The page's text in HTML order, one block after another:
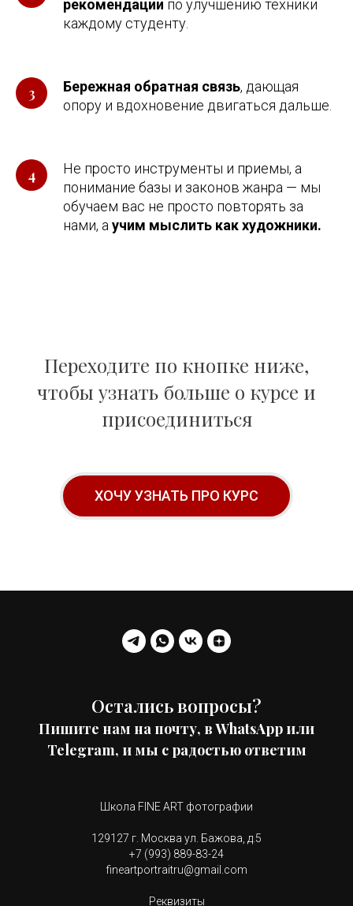
рекомендации по улучшению техники
каждому студенту.
Бережная обратная связь, дающая
опору и вдохновение двигаться дальше.
Не просто инструменты и приемы, а
понимание базы и законов жанра — мы
обучаем вас не просто повторять за
нами, а учим мыслить как художники.
Переходите по кнопке ниже,
чтобы узнать больше о курсе и
присоединиться
ХОЧУ УЗНАТЬ ПРО КУРС
Остались вопросы?
Пишите нам на почту, в WhatsApp или
Telegram, и мы с радостью ответим
Школа FINE ART фотографии
129127 г. Москва ул. Бажова, д.5
+7 (993) 889-83-24
fineartportraitru@gmail.com
Реквизиты